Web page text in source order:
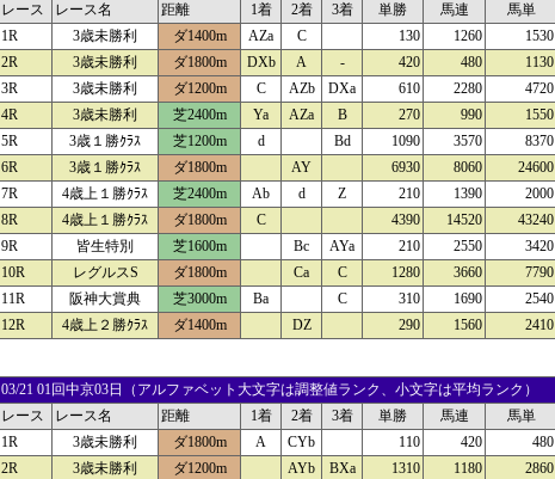
レース
レース名 距離 1着 2着 3着 単勝 馬連 馬単
1R
3歳未勝利 ダ1400m AZa C 130 1260 1530
2R
3歳未勝利 ダ1800m DXb A - 420 480 1130
3R
3歳未勝利 ダ1200m C AZb DXa 610 2280 4720
4R
3歳未勝利 芝2400m Ya AZa B 270 990 1550
5R
3歳１勝ｸﾗｽ 芝1200m d Bd 1090 3570 8370
6R
3歳１勝ｸﾗｽ ダ1800m AY 6930 8060 24600
7R
4歳上１勝ｸﾗｽ 芝2400m Ab d Z 210 1390 2000
8R
4歳上１勝ｸﾗｽ ダ1800m C 4390 14520 43240
9R
皆生特別 芝1600m Bc AYa 210 2550 3420
10R
レグルスS ダ1800m Ca C 1280 3660 7790
11R
阪神大賞典 芝3000m Ba C 310 1690 2540
12R
4歳上２勝ｸﾗｽ ダ1400m DZ 290 1560 2410
03/21 01回中京03日（アルファベット大文字は調整値ランク、小文字は平均ランク）
レース
レース名 距離 1着 2着 3着 単勝 馬連 馬単
1R
3歳未勝利 ダ1800m A CYb 110 420 480
2R
3歳未勝利 ダ1200m AYb BXa 1310 1180 2860